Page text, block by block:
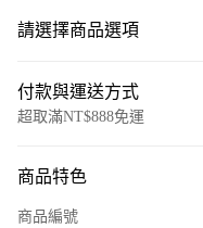
請選擇商品選項
付款與運送方式
超取滿NT$888免運
信用卡一次付款
商品特色
商品編號